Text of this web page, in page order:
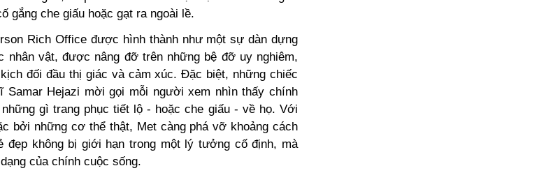
gắng che giấu hoặc gạt ra ngoài lề.
Rich Office được hình thành như một sự dàn dựng
nhân vật, được nâng đỡ trên những bệ đỡ uy nghiêm,
đối đầu thị giác và cảm xúc. Đặc biệt, những chiếc
Samar Hejazi mời gọi mỗi người xem nhìn thấy chính
gì trang phục tiết lộ - hoặc che giấu - về họ. Với
bởi những cơ thể thật, Met càng phá vỡ khoảng cách
đẹp không bị giới hạn trong một lý tưởng cố định, mà
của chính cuộc sống.